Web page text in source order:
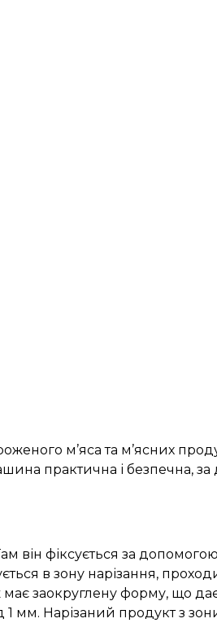
м’яса та м’ясних
практична і безпечна,
фіксується за допомогою
в зону нарізання,
має заокруглену форму, що
1 мм. Нарізаний продукт з